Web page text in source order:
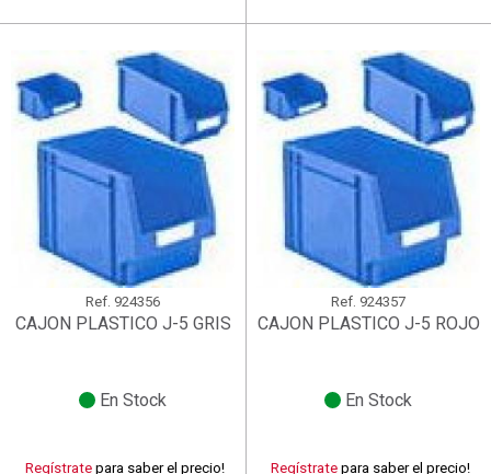
Ref. 924356
CAJON PLASTICO J-5 GRIS
En Stock
Regístrate para saber el precio!
Ref. 924357
CAJON PLASTICO J-5 ROJO
En Stock
Regístrate para saber el precio!